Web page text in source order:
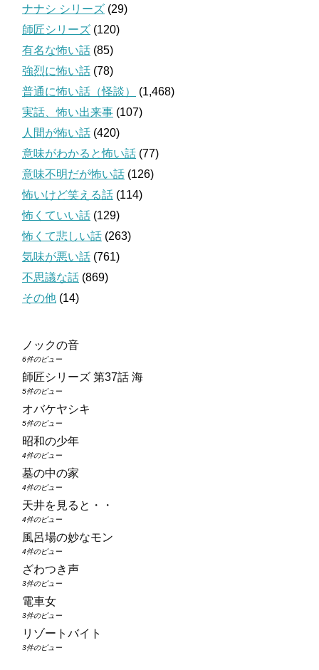
ナナシ シリーズ (29)
師匠シリーズ (120)
有名な怖い話 (85)
強烈に怖い話 (78)
普通に怖い話（怪談）
(1,468)
実話、怖い出来事 (107)
人間が怖い話 (420)
意味がわかると怖い話 (77)
意味不明だが怖い話 (126)
怖いけど笑える話 (114)
怖くていい話 (129)
怖くて悲しい話 (263)
気味が悪い話 (761)
不思議な話 (869)
その他 (14)
ノックの音
6件のビュー
師匠シリーズ 第37話 海
5件のビュー
オバケヤシキ
5件のビュー
昭和の少年
4件のビュー
墓の中の家
4件のビュー
天井を見ると・・
4件のビュー
風呂場の妙なモン
4件のビュー
ざわつき声
3件のビュー
電車女
3件のビュー
リゾートバイト
3件のビュー